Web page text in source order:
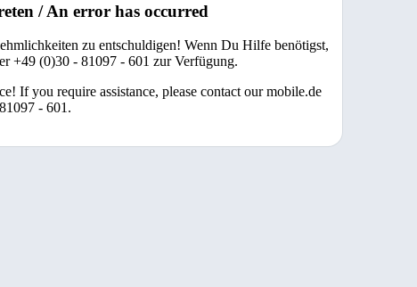
/ An error has occurred
zu entschuldigen! Wenn Du Hilfe benötigst,
+49 (0)30 - 81097 - 601 zur Verfügung.
If you require assistance, please contact our mobile.de
- 601.